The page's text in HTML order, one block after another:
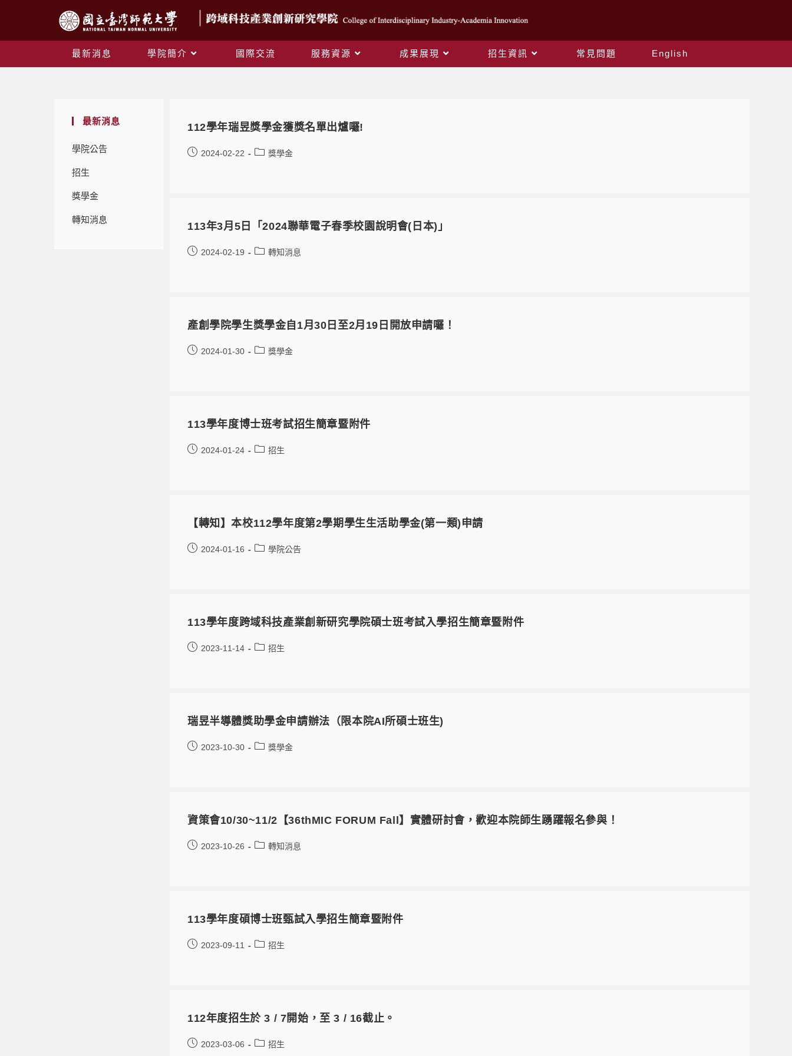
最新消息 學院簡介 國際交流 服務資源 成果展現 招生資訊 常見問題 English
最新消息
學院公告
招生
獎學金
轉知消息
112學年瑞昱獎學金獲獎名單出爐囉!
2024-02-22 獎學金
113年3月5日「2024聯華電子春季校園說明會(日本)」
2024-02-19 轉知消息
產創學院學生獎學金自1月30日至2月19日開放申請囉！
2024-01-30 獎學金
113學年度博士班考試招生簡章暨附件
2024-01-24 招生
【轉知】本校112學年度第2學期學生生活助學金(第一類)申請
2024-01-16 學院公告
113學年度跨域科技產業創新研究學院碩士班考試入學招生簡章暨附件
2023-11-14 招生
瑞昱半導體獎助學金申請辦法（限本院AI所碩士班生)
2023-10-30 獎學金
資策會10/30~11/2【36thMIC FORUM Fall】實體研討會，歡迎本院師生踴躍報名參與！
2023-10-26 轉知消息
113學年度碩博士班甄試入學招生簡章暨附件
2023-09-11 招生
112年度招生於 3 / 7開始，至 3 / 16截止。
2023-03-06 招生